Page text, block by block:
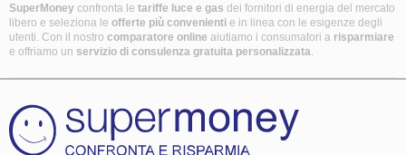
SuperMoney confronta le tariffe luce e gas dei fornitori di energia del mercato
libero e seleziona le offerte più convenienti e in linea con le esigenze degli
utenti. Con il nostro comparatore online aiutiamo i consumatori a risparmiare
e offriamo un servizio di consulenza gratuita personalizzata